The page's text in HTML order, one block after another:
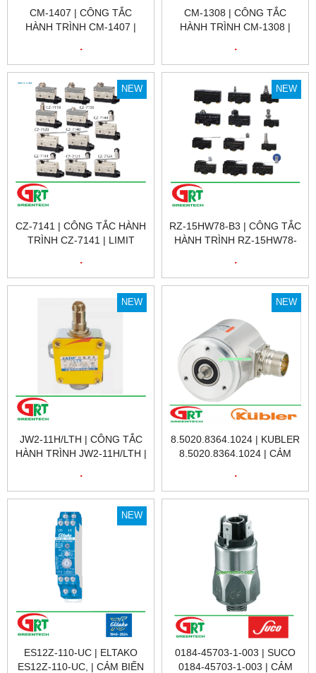
CM-1407 | CÔNG TẮC
HÀNH TRÌNH CM-1407 |
.
CM-1308 | CÔNG TẮC
HÀNH TRÌNH CM-1308 |
.
NEW
CZ-7141 | CÔNG TẮC HÀNH
TRÌNH CZ-7141 | LIMIT
.
NEW
RZ-15HW78-B3 | CÔNG TẮC
HÀNH TRÌNH RZ-15HW78-
.
NEW
JW2-11H/LTH | CÔNG TẮC
HÀNH TRÌNH JW2-11H/LTH |
.
NEW
8.5020.8364.1024 | KUBLER
8.5020.8364.1024 | CẢM
ENCODER KUBLER
VIỆT NAM
.
NEW
ES12Z-110-UC | ELTAKO
ES12Z-110-UC, | CẢM BIẾN
0184-45703-1-003 | SUCO
0184-45703-1-003 | CẢM